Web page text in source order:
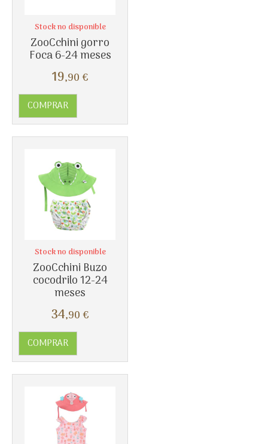
ZooCchini gorro
Foca 6-24 meses
19,90 €
Stock no disponible
COMPRAR
ZooCchini Buzo
cocodrilo 12-24
meses
34,90 €
Stock no disponible
COMPRAR
Más info
Más info